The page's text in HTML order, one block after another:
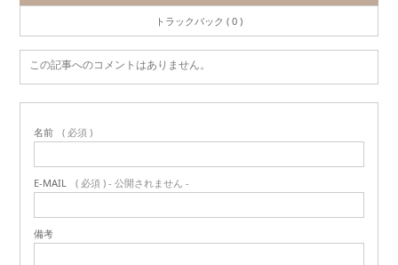
トラックバック ( 0 )
この記事へのコメントはありません。
名前 ( 必須 )
E-MAIL ( 必須 ) - 公開されません -
備考